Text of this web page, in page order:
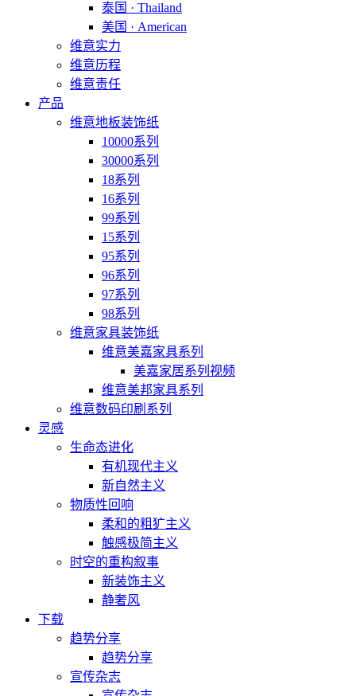
泰国 · Thailand
美国 · American
维意实力
维意历程
维意责任
产品
维意地板装饰纸
10000系列
30000系列
18系列
16系列
99系列
15系列
95系列
96系列
97系列
98系列
维意家具装饰纸
维意美嘉家具系列
美嘉家居系列视频
维意美邦家具系列
维意数码印刷系列
灵感
生命态进化
有机现代主义
新自然主义
物质性回响
柔和的粗犷主义
触感极简主义
时空的重构叙事
新装饰主义
静奢风
下载
趋势分享
趋势分享
宣传杂志